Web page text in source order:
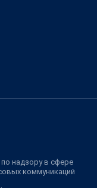
надзору в сфере
коммуникаций